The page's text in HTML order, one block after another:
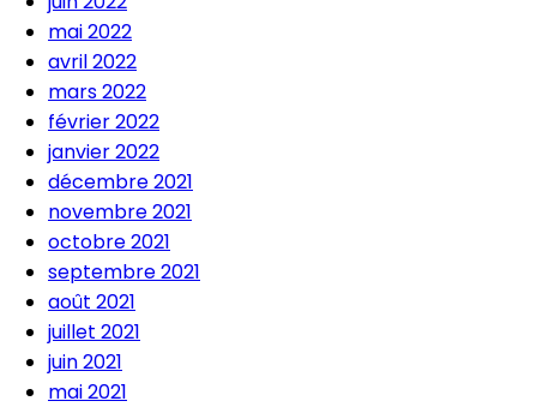
mai 2022
avril 2022
mars 2022
février 2022
janvier 2022
décembre 2021
novembre 2021
octobre 2021
septembre 2021
août 2021
juillet 2021
juin 2021
mai 2021